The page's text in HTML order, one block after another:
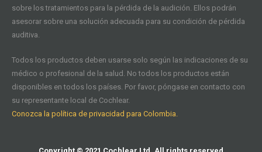
sobre los tratamientos para la pérdida de la audición. Ellos podrán
asesorar sobre una solución adecuada para su condición de pérdida
auditiva.
Todos los productos deben usarse solo según las indicaciones de su
médico o profesional de la salud. No todos los productos están
disponibles en todos los países. Por favor, póngase en contacto con
su representante local de Cochlear.
Conozca la política de privacidad para Colombia.
Copyright © 2021 Cochlear Ltd. All rights reserved